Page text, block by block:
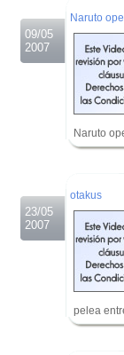
09/05
2007
Naruto
Naruto
23/05
2007
otakus
pelea